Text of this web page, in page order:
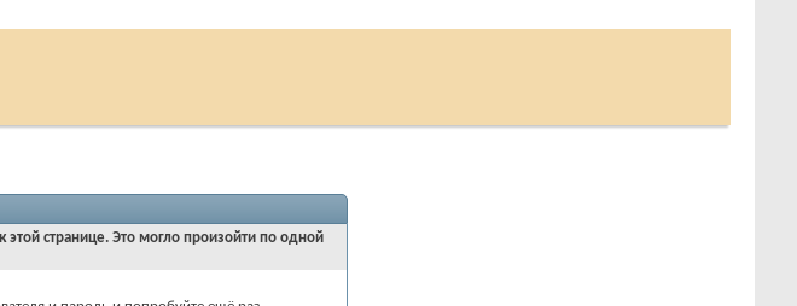
этой странице. Это могло произойти по одной